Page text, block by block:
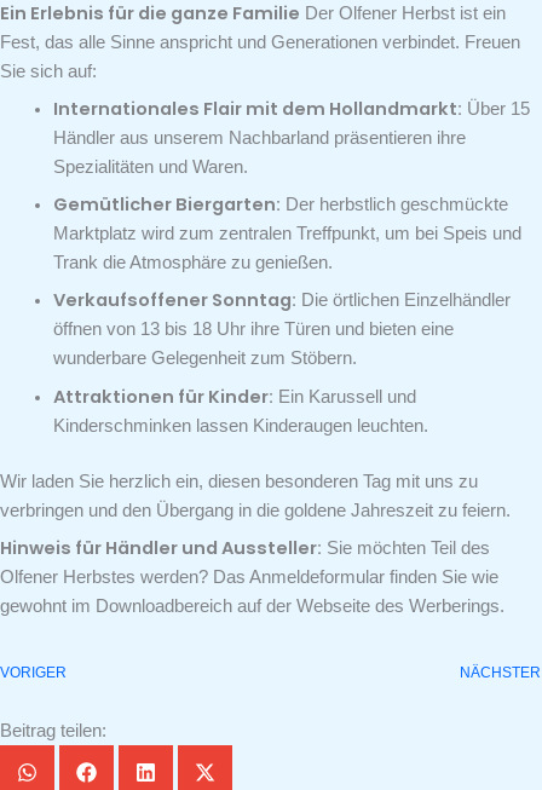
Ein Erlebnis für die ganze Familie Der Olfener Herbst ist ein
Fest, das alle Sinne anspricht und Generationen verbindet. Freuen
Sie sich auf:
Internationales Flair mit dem Hollandmarkt: Über 15
Händler aus unserem Nachbarland präsentieren ihre
Spezialitäten und Waren.
Gemütlicher Biergarten: Der herbstlich geschmückte
Marktplatz wird zum zentralen Treffpunkt, um bei Speis und
Trank die Atmosphäre zu genießen.
Verkaufsoffener Sonntag: Die örtlichen Einzelhändler
öffnen von 13 bis 18 Uhr ihre Türen und bieten eine
wunderbare Gelegenheit zum Stöbern.
Attraktionen für Kinder: Ein Karussell und
Kinderschminken lassen Kinderaugen leuchten.
Wir laden Sie herzlich ein, diesen besonderen Tag mit uns zu
verbringen und den Übergang in die goldene Jahreszeit zu feiern.
Hinweis für Händler und Aussteller: Sie möchten Teil des
Olfener Herbstes werden? Das Anmeldeformular finden Sie wie
gewohnt im Downloadbereich auf der Webseite des Werberings.
VORIGER NÄCHSTER
Beitrag teilen: